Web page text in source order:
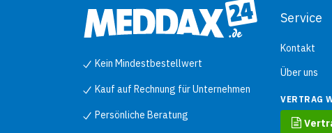
Kein Mindestbestellwert
Kauf auf Rechnung für Unternehmen
Persönliche Beratung
Service
Kontakt
Über uns
VERTRAG